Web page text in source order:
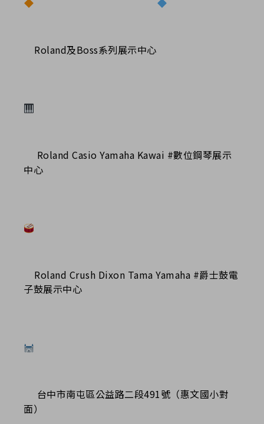
Roland及Boss系列展示中心
Roland Casio Yamaha Kawai #數位鋼琴展示
中心
Roland Crush Dixon Tama Yamaha #爵士鼓電
子鼓展示中心
台中市南屯區公益路二段491號（惠文國小對
面）